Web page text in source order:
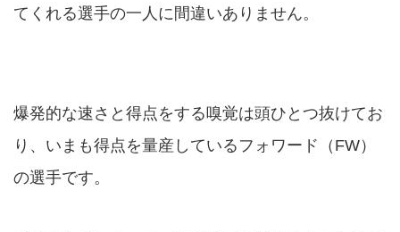
てくれる選手の一人に間違いありません。
爆発的な速さと得点をする嗅覚は頭ひとつ抜けてお
り、いまも得点を量産しているフォワード（FW）
の選手です。